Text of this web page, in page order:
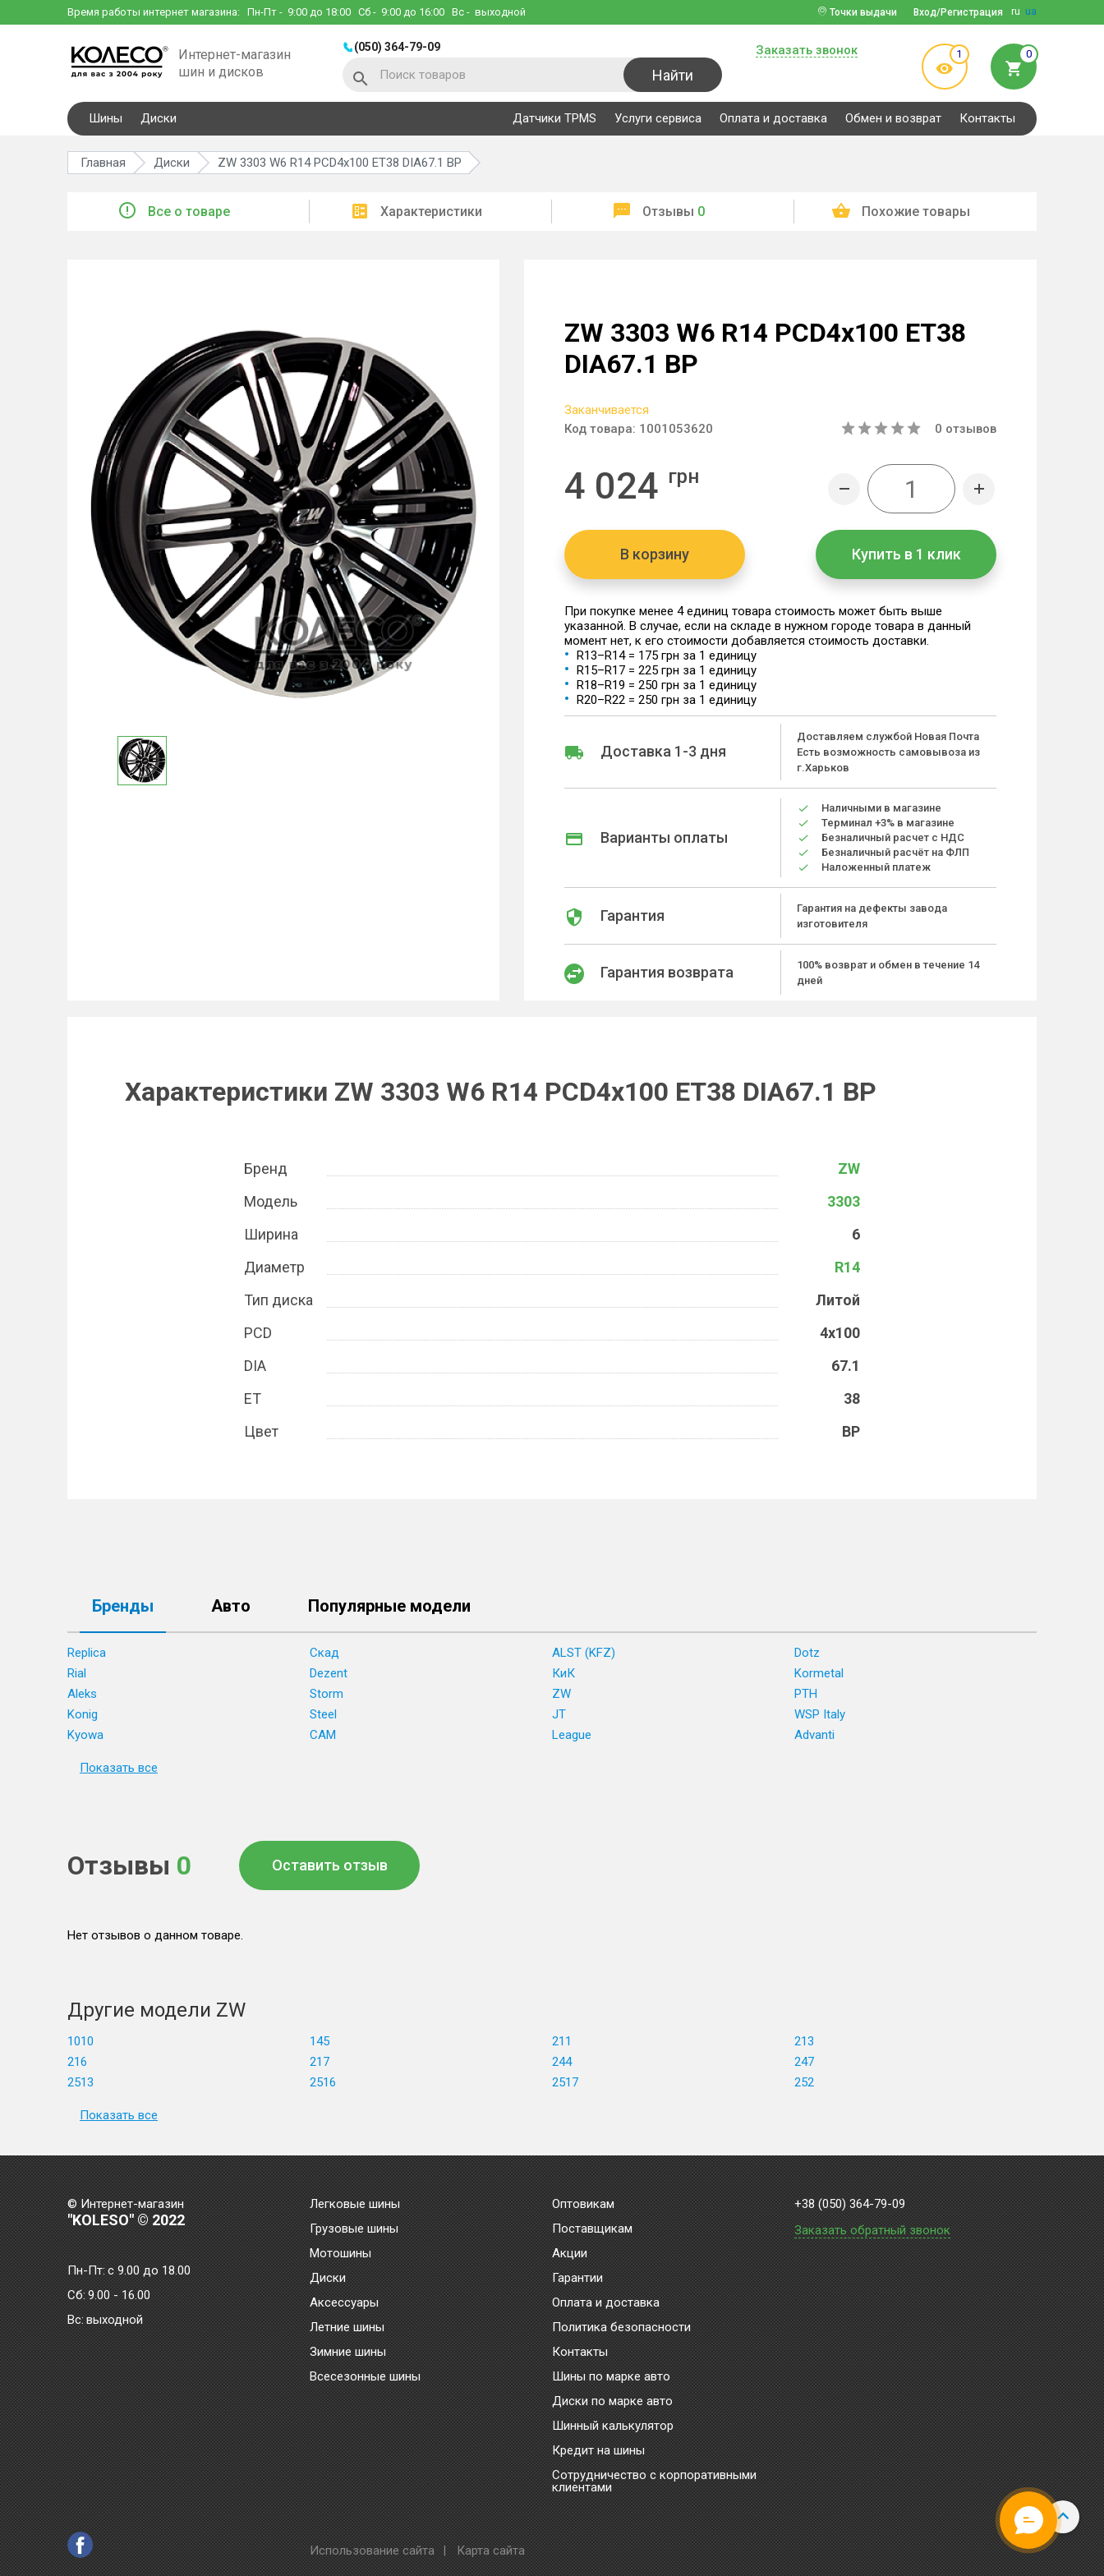
Время работы интернет магазина: Пн-Пт - 9:00 до 18:00 Сб - 9:00 до 16:00 Вс - выходной ru ua
Вход/Регистрация
Точки выдачи
Интернет-магазин
шин и дисков
(050) 364-79-09
Найти
Заказать звонок 1 0
Шины Диски Датчики TPMS Услуги сервиса Оплата и доставка Обмен и возврат Контакты
Главная Диски ZW 3303 W6 R14 PCD4x100 ET38 DIA67.1 BP
Все о товаре Характеристики Отзывы 0 Похожие товары
ZW 3303 W6 R14 PCD4x100 ET38
DIA67.1 BP
Заканчивается
Код товара: 1001053620 0 отзывов
4 024 грн
В корзину Купить в 1 клик
При покупке менее 4 единиц товара стоимость может быть выше
указанной. В случае, если на складе в нужном городе товара в данный
момент нет, к его стоимости добавляется стоимость доставки.
R13–R14 = 175 грн за 1 единицу
R15–R17 = 225 грн за 1 единицу
R18–R19 = 250 грн за 1 единицу
R20–R22 = 250 грн за 1 единицу
Доставка 1-3 дня
Доставляем службой Новая Почта
Есть возможность самовывоза из
г.Харьков
Варианты оплаты
Наличными в магазине
Терминал +3% в магазине
Безналичный расчет с НДС
Безналичный расчёт на ФЛП
Наложенный платеж
Гарантия
Гарантия на дефекты завода
изготовителя
Гарантия возврата
100% возврат и обмен в течение 14
дней
Характеристики ZW 3303 W6 R14 PCD4x100 ET38 DIA67.1 BP
Бренд
ZW
Модель
3303
Ширина
6
Диаметр
R14
Тип диска
Литой
PCD
4x100
DIA
67.1
ET
38
Цвет
BP
Бренды Авто Популярные модели
Replica Скад ALST (KFZ)
Dotz
Rial
Dezent КиК
Kormetal
Aleks
Storm ZW
PTH
Konig
Steel JT
WSP Italy
Kyowa
CAM League Advanti
Показать все
Отзывы 0 Оставить отзыв
Нет отзывов о данном товаре.
Другие модели ZW
1010 145 211
213
216
217 244
247
2513
2516 2517 252
Показать все
© Интернет-магазин
"KOLESO" © 2022
Пн-Пт:с 9.00 до 18.00
Сб: 9.00 - 16.00
Bc: выходной
Легковые шины
Грузовые шины
Мотошины
Диски
Аксессуары
Летние шины
Зимние шины
Всесезонные шины
Оптовикам
Поставщикам
Акции
Гарантии
Оплата и доставка
Политика безопасности
Контакты
Шины по марке авто
Диски по марке авто
Шинный калькулятор
Кредит на шины
Сотрудничество с корпоративными
клиентами
+38 (050) 364-79-09
Заказать обратный звонок
Использование сайта | Карта сайта